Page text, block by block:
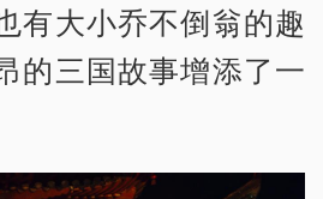
有大小乔不倒翁的趣
的三国故事增添了一